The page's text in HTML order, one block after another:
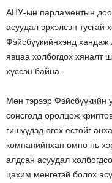
АНУ-ын парламентын
асуудал эрхэлсэн тусгай
Фэйсбүүкийнхэнд хандаж
явцаа холбогдох хяналт
хүссэн байна.
Мөн тэрээр Фэйсбүүкийн
сонсголд оролцож
гишүүдэд өгөх ёстойг
компанийнхан өмнө нь
алдсан асуудал
цахим мөнгөтэй болох